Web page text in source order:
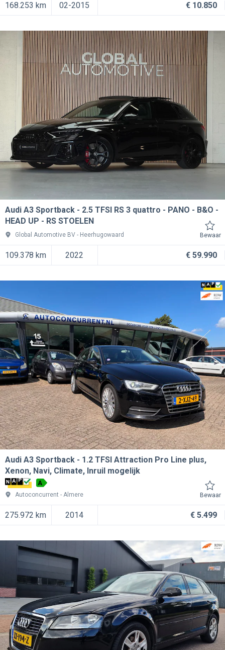
168.253 km 02-2015 € 10.850
Audi A3 Sportback
2.5 TFSI RS 3 quattro - PANO - B&O -
HEAD UP - RS STOELEN
Global Automotive BV Heerhugowaard Bewaar
109.378 km 2022 € 59.990
Audi A3 Sportback
1.2 TFSI Attraction Pro Line plus,
Xenon, Navi, Climate, Inruil mogelijk
A
Autoconcurrent
Almere Bewaar
275.972 km 2014 € 5.499